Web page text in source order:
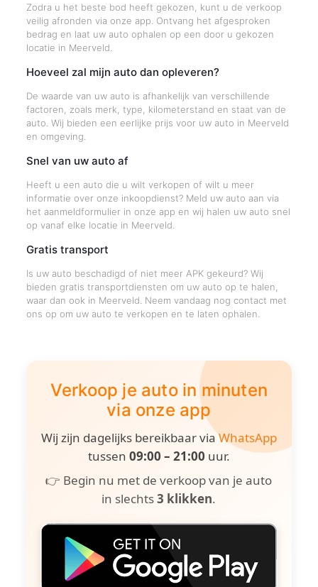
Zodra u het beste bod heeft gekozen, kunt u de verkoop
veilig afronden via onze app. Ontvang het afgesproken
bedrag en laat uw auto ophalen op een door u gekozen
locatie in Meerveld.
Hoeveel zal mijn auto dan opleveren?
De waarde van uw auto is afhankelijk van verschillende
factoren, zoals merk, type, kilometerstand en staat van de
auto. Wij bieden een eerlijke prijs voor uw auto in Meerveld
en omgeving.
Snel van uw auto af
Heeft u een auto die u wilt verkopen of wilt u meer
informatie over onze inkoopdienst? Meld uw auto aan via
het aanmeldformulier in onze app en wij halen uw auto snel
op vanaf elke locatie in Meerveld.
Gratis transport
Is uw auto beschadigd of niet meer APK gekeurd? Wij
bieden gratis transportdiensten om uw auto op te halen,
waar dan ook in Meerveld. Neem vandaag nog contact met
ons op om uw auto te verkopen en te laten ophalen.
Verkoop je auto in minuten
via onze app
Wij zijn dagelijks bereikbaar viaWhatsApp
tussen 09:00 – 21:00 uur.
👉 Begin nu met de verkoop van je auto
in slechts3 klikken.